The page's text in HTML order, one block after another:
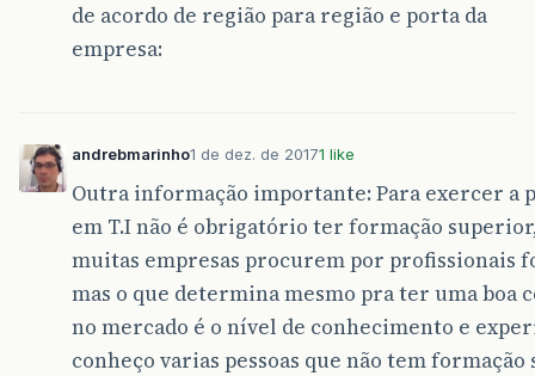
de acordo de região para região e porta da
empresa:
andrebmarinho1 de dez. de 20171 like
Outra informação importante: Para exercer a
em T.I não é obrigatório ter formação
muitas empresas procurem por profissionais
mas o que determina mesmo pra ter uma boa
no mercado é o nível de conhecimento e
conheço varias pessoas que não tem